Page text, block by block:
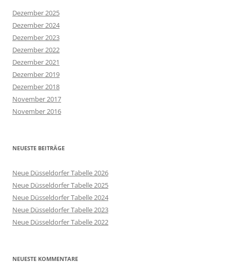
Dezember 2025
Dezember 2024
Dezember 2023
Dezember 2022
Dezember 2021
Dezember 2019
Dezember 2018
November 2017
November 2016
NEUESTE BEITRÄGE
Neue Düsseldorfer Tabelle 2026
Neue Düsseldorfer Tabelle 2025
Neue Düsseldorfer Tabelle 2024
Neue Düsseldorfer Tabelle 2023
Neue Düsseldorfer Tabelle 2022
NEUESTE KOMMENTARE